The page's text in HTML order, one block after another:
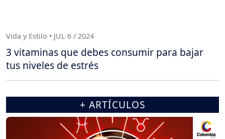
Vida y Estilo • JUL 6 / 2024
3 vitaminas que debes consumir para bajar
tus niveles de estrés
+ ARTÍCULOS